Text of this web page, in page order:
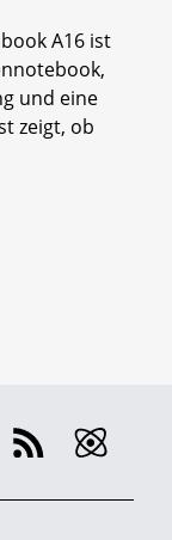
A16 ist
und eine
zeigt, ob